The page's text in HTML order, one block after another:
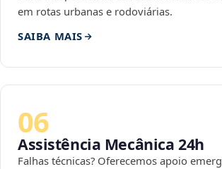
em rotas urbanas e rodoviárias.
SAIBA MAIS
06
Assistência Mecânica 24h
Falhas técnicas? Oferecemos apoio